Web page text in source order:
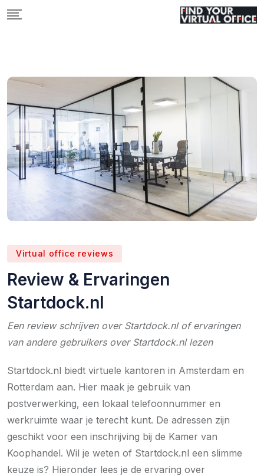
Skip
Virtual office reviews
Review & Ervaringen
Startdock.nl
Een review schrijven over Startdock.nl of ervaringen
van andere gebruikers over Startdock.nl lezen
Startdock.nl biedt virtuele kantoren in Amsterdam en
Rotterdam aan. Hier maak je gebruik van
postverwerking, een lokaal telefoonnummer en
werkruimte waar je terecht kunt. De adressen zijn
geschikt voor een inschrijving bij de Kamer van
Koophandel. Wil je weten of Startdock.nl een slimme
keuze is? Hieronder lees je de ervaring over